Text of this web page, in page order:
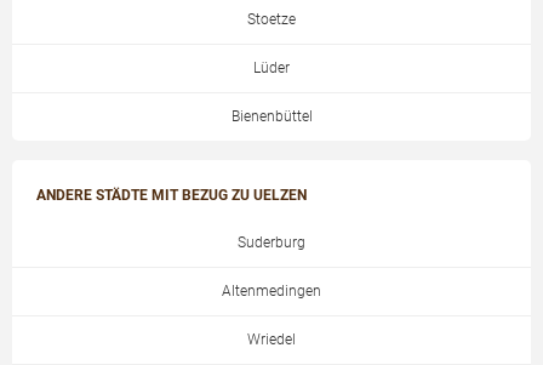
Stoetze
Lüder
Bienenbüttel
ANDERE STÄDTE MIT BEZUG ZU UELZEN
Suderburg
Altenmedingen
Wriedel